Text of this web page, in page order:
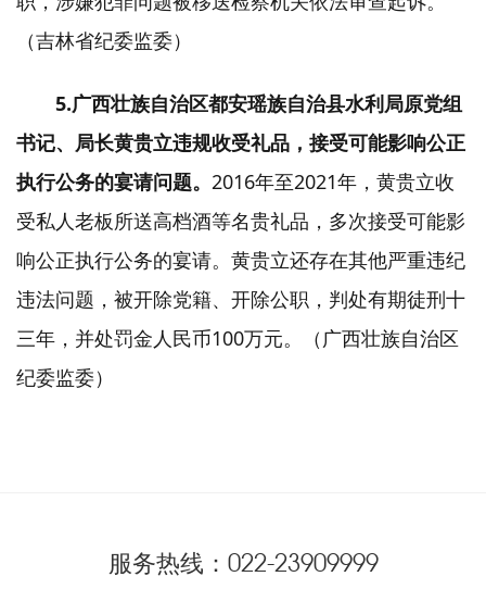
（吉林省纪委监委）
5.广西壮族自治区都安瑶族自治县水利局原党组
书记、局长黄贵立违规收受礼品，接受可能影响公正
执行公务的宴请问题。 2016年至2021年，黄贵立收
受私人老板所送高档酒等名贵礼品，多次接受可能影
响公正执行公务的宴请。黄贵立还存在其他严重违纪
违法问题，被开除党籍、开除公职，判处有期徒刑十
三年，并处罚金人民币100万元。（广西壮族自治区
纪委监委）
服务热线： 022-23909999